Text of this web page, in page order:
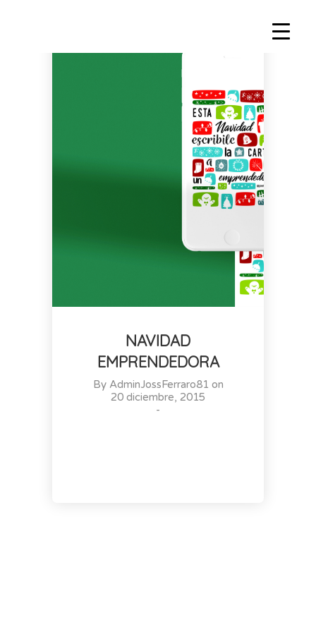
NAVIDAD
EMPRENDEDORA
By AdminJossFerraro81 on
20 diciembre, 2015
-